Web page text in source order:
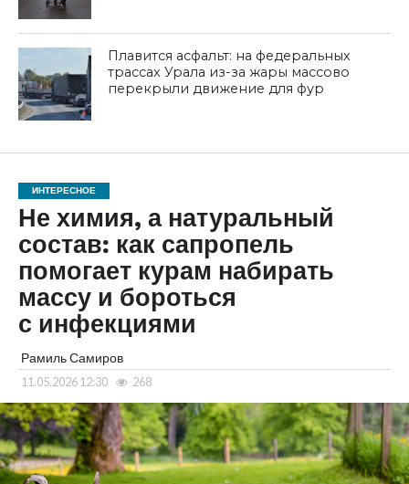
Плавится асфальт: на федеральных
трассах Урала из-за жары массово
перекрыли движение для фур
ИНТЕРЕСНОЕ
Не химия, а натуральный
состав: как сапропель
помогает курам набирать
массу и бороться
с инфекциями
Рамиль Самиров
11.05.2026 12:30 268